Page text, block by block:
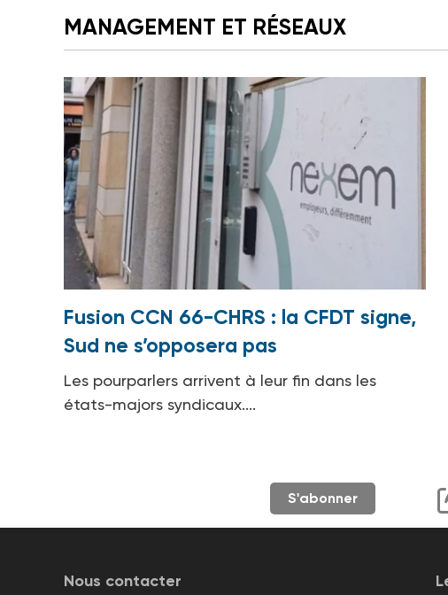
MANAGEMENT ET RÉSEAUX
Fusion CCN 66-CHRS : la CFDT signe,
Sud ne s’opposera pas
Les pourparlers arrivent à leur fin dans les
états-majors syndicaux....
S'abonner
Nous contacter